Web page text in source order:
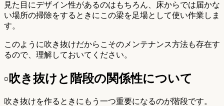
見た目にデザイン性があるのはもちろん、床からでは届かな
い場所の掃除をするときにこの梁を足場として使い作業しま
す。
このように吹き抜けだからこそのメンテナンス方法も存在す
るので、理解しておいてください。
▫︎吹き抜けと階段の関係性について
吹き抜けを作るときにもう一つ重要になるのが階段です。